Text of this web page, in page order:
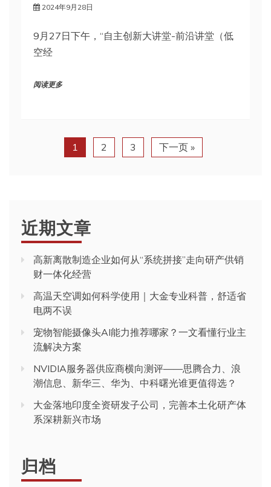
2024年9月28日
9月27日下午，“自主创新大讲堂-前沿讲堂（低
空经
阅读更多
1 2 3 下一页 »
近期文章
高新离散制造企业如何从“系统拼接”走向研产供销
财一体化经营
高温天空调如何科学使用｜大金专业科普，舒适省
电两不误
宠物智能摄像头AI能力推荐哪家？一文看懂行业主
流解决方案
NVIDIA服务器供应商横向测评——思腾合力、浪
潮信息、新华三、华为、中科曙光谁更值得选？
大金落地印度全资研发子公司，完善本土化研产体
系深耕新兴市场
归档